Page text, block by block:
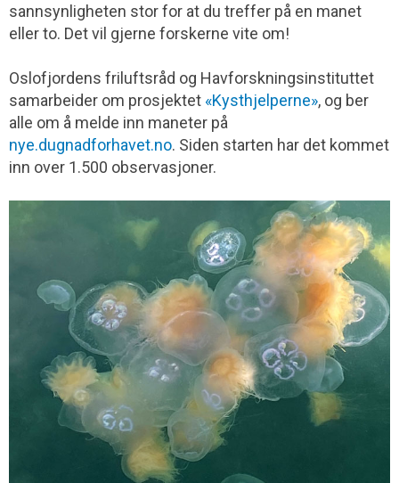
sannsynligheten stor for at du treffer på en manet
eller to. Det vil gjerne forskerne vite om!
Oslofjordens friluftsråd og Havforskningsinstituttet
samarbeider om prosjektet «Kysthjelperne», og ber
alle om å melde inn maneter på
nye.dugnadforhavet.no. Siden starten har det kommet
inn over 1.500 observasjoner.